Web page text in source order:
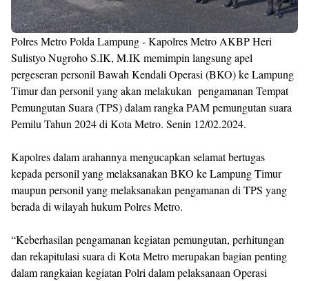
Polres Metro Polda Lampung - Kapolres Metro AKBP Heri
Sulistyo Nugroho S.IK, M.IK memimpin langsung apel
pergeseran personil Bawah Kendali Operasi (BKO) ke Lampung
Timur dan personil yang akan melakukan pengamanan Tempat
Pemungutan Suara (TPS) dalam rangka PAM pemungutan suara
Pemilu Tahun 2024 di Kota Metro. Senin 12/02.2024.
Kapolres dalam arahannya mengucapkan selamat bertugas
kepada personil yang melaksanakan BKO ke Lampung Timur
maupun personil yang melaksanakan pengamanan di TPS yang
berada di wilayah hukum Polres Metro.
“Keberhasilan pengamanan kegiatan pemungutan, perhitungan
dan rekapitulasi suara di Kota Metro merupakan bagian penting
dalam rangkaian kegiatan Polri dalam pelaksanaan Operasi